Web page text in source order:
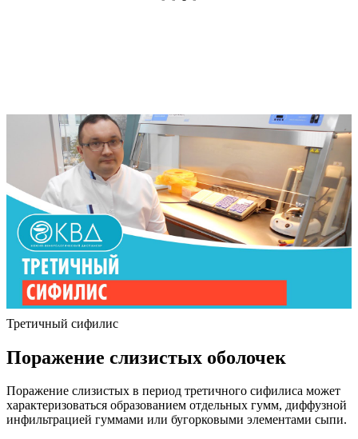
Третичный сифилис
Поражение слизистых оболочек
Поражение слизистых в период третичного сифилиса может
характеризоваться образованием отдельных гумм, диффузной
инфильтрацией гуммами или бугорковыми элементами сыпи.